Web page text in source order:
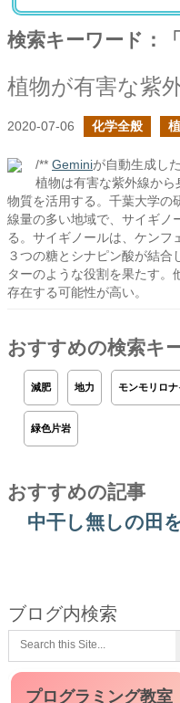
検索キーワード：
2020-07-06 化学全般
/** Geminiが自動生成し
植物は有害な紫外線から
物質を活用する。千葉大学の
線量の多い地域で、サイギノ
る。サイギノールは、ケンフ
３つの糖とシナピン酸が結
ターのような役割を果たす。
存在する可能性が高い。
おすすめの検索キ
減肥 地力 モンモリロナ
緑色片岩
おすすめの記事
中干し無しの田
ブログ内検索
プログラミング教室